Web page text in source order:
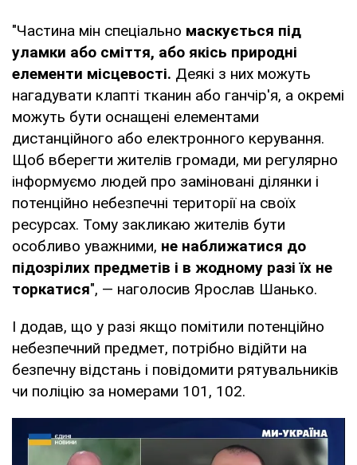
"Частина мін спеціально маскується під
уламки або сміття, або якісь природні
елементи місцевості. Деякі з них можуть
нагадувати клапті тканин або ганчір'я, а окремі
можуть бути оснащені елементами
дистанційного або електронного керування.
Щоб вберегти жителів громади, ми регулярно
інформуємо людей про заміновані ділянки і
потенційно небезпечні території на своїх
ресурсах. Тому закликаю жителів бути
особливо уважними, не наближатися до
підозрілих предметів і в жодному разі їх не
торкатися", — наголосив Ярослав Шанько.
І додав, що у разі якщо помітили потенційно
небезпечний предмет, потрібно відійти на
безпечну відстань і повідомити рятувальників
чи поліцію за номерами 101, 102.